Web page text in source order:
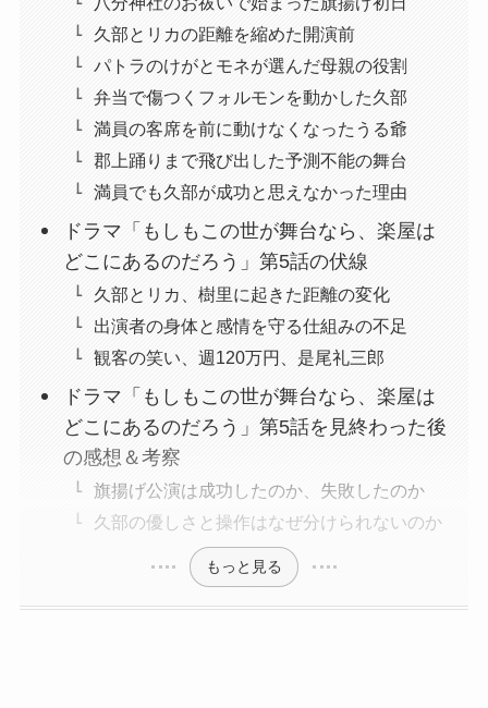
久部とリカの距離を縮めた開演前
パトラのけがとモネが選んだ母親の役割
弁当で傷つくフォルモンを動かした久部
満員の客席を前に動けなくなったうる爺
郡上踊りまで飛び出した予測不能の舞台
満員でも久部が成功と思えなかった理由
ドラマ「もしもこの世が舞台なら、楽屋は
どこにあるのだろう」第5話の伏線
久部とリカ、樹里に起きた距離の変化
出演者の身体と感情を守る仕組みの不足
観客の笑い、週120万円、是尾礼三郎
ドラマ「もしもこの世が舞台なら、楽屋は
どこにあるのだろう」第5話を見終わった後
の感想＆考察
旗揚げ公演は成功したのか、失敗したのか
久部の優しさと操作はなぜ分けられないのか
もっと見る